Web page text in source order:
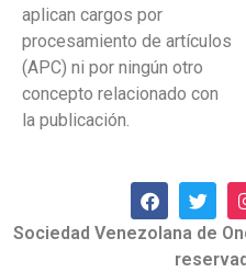
aplican cargos por
procesamiento de artículos
(APC) ni por ningún otro
concepto relacionado con
la publicación.
Sociedad Venezolana de